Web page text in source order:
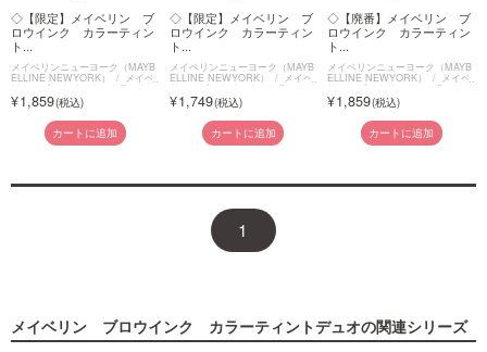
ログイン・新規会員登録
◇【限定】メイベリン ブ
ロウインク カラーティン
ト...
メイベリンニューヨーク（MAYB
ELLINE NEWYORK） メイベ
リン ブロウインク カラーティ
ントデュオ
1,859
カートに追加
◇【限定】メイベリン ブ
ロウインク カラーティン
ト...
メイベリンニューヨーク（MAYB
ELLINE NEWYORK） メイベ
リン ブロウインク カラーティ
ントデュオ
1,749
カートに追加
◇【廃番】メイベリン ブ
ロウインク カラーティン
ト...
メイベリンニューヨーク（MAYB
ELLINE NEWYORK） メイベ
リン ブロウインク カラーティ
ントデュオ
1,859
カートに追加
1
メイベリン ブロウインク カラーティントデュオの関連シリーズ